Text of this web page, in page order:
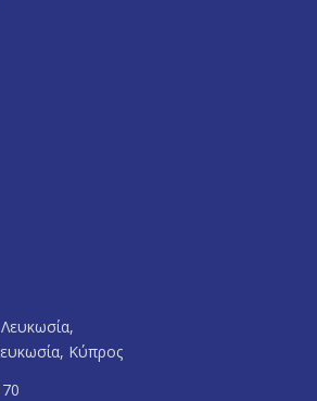
Κύπρος